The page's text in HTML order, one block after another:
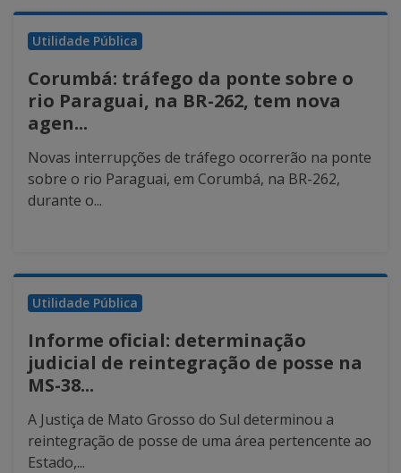
Utilidade Pública
Corumbá: tráfego da ponte sobre o
rio Paraguai, na BR-262, tem nova
agen...
Novas interrupções de tráfego ocorrerão na ponte
sobre o rio Paraguai, em Corumbá, na BR-262,
durante o...
Utilidade Pública
Informe oficial: determinação
judicial de reintegração de posse na
MS-38...
A Justiça de Mato Grosso do Sul determinou a
reintegração de posse de uma área pertencente ao
Estado,...